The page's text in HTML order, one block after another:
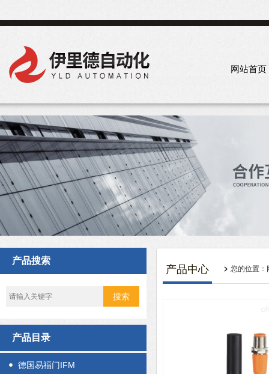
网站首页
产品搜索
产品目录
德国易福门IFM
产品中心 您的位置：